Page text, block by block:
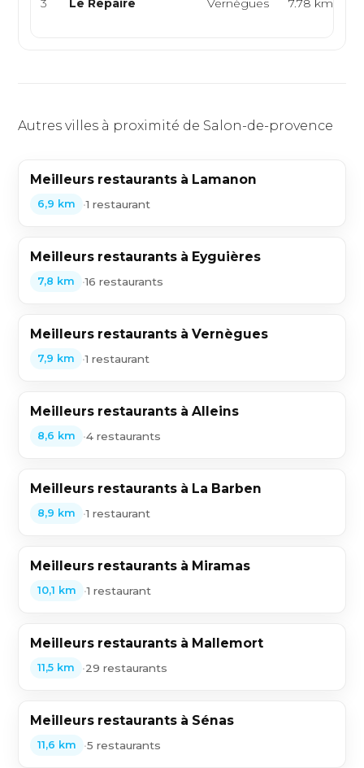
3 Le Repaire Vernègues 7.78 km
Autres villes à proximité de Salon-de-provence
Meilleurs restaurants à Lamanon
6,9 km •1 restaurant
Meilleurs restaurants à Eyguières
7,8 km •16 restaurants
Meilleurs restaurants à Vernègues
7,9 km •1 restaurant
Meilleurs restaurants à Alleins
8,6 km •4 restaurants
Meilleurs restaurants à La Barben
8,9 km •1 restaurant
Meilleurs restaurants à Miramas
10,1 km •1 restaurant
Meilleurs restaurants à Mallemort
11,5 km •29 restaurants
Meilleurs restaurants à Sénas
11,6 km •5 restaurants